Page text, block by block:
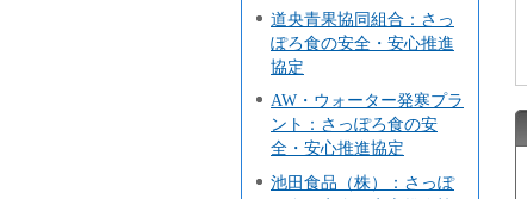
道央青果協同組合：さっ
ぽろ食の安全・安心推進
協定
AW・ウォーター発寒プラ
ント：さっぽろ食の安
全・安心推進協定
池田食品（株）：さっぽ